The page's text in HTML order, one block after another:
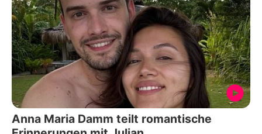
Anna Maria Damm teilt romantische